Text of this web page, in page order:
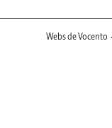
Webs de Vocento